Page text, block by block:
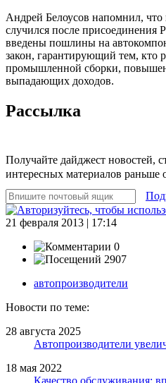
Андрей Белоусов напомнил,
случился после
введены пошлины на
закон, гарантирующий тем, кто
промышленной сборки,
выпадающих доходов.
Рассылка
Получайте дайджест новостей,
интересных материалов раньше
21 февраля 2013 | 17:14
0
2907
автопроизводители
Новости по теме:
28 августа 2025
Автопроизводители
18 мая 2022
Качество обслуживания: